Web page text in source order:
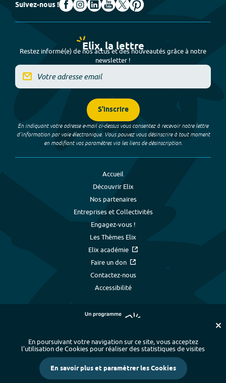
Suivez-nous !
Elix, la lettre
Restez informé(e) de nos actus et des nouveautés grâce à notre
newsletter !
S'inscrire
En indiquant votre adresse e-mail ci-dessus vous consentez à recevoir notre lettre
d’information par voie électronique. Vous pouvez vous désinscrire à tout moment
en modifiant vos paramètres via les liens de désinscription.
Accueil
Découvrir Elix
Nos partenaires
Entreprises et Collectivités
Engagez-vous !
Les Thèmes Elix
Elix académie
Faire un don
Contactez-nous
Accessibilité
Plan du site - Index alphabétique
-
Mentions légales et données personnelles
- Paramétrer les cookies
Crédits
En poursuivant votre navigation sur ce site, vous acceptez
l’utilisation de Cookies pour réaliser des statistiques de visites
En savoir plus et paramétrer les Cookies